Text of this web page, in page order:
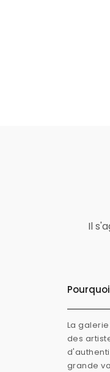
Il
La
des
grande